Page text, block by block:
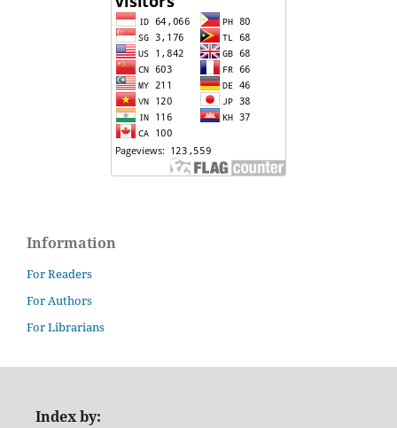
Information
For Readers
For Authors
For Librarians
Index by: